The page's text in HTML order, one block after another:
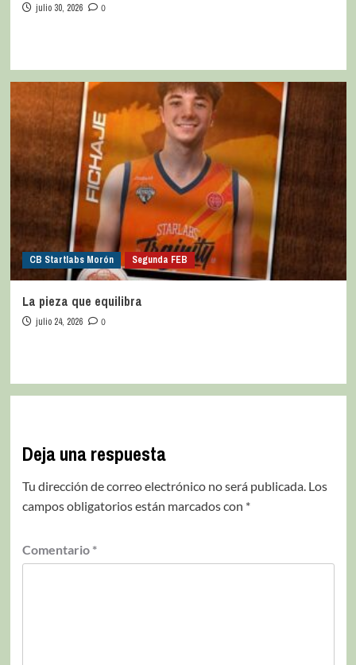
julio 30, 2026 0
CB Startlabs Morón Segunda FEB
La pieza que equilibra
julio 24, 2026 0
Deja una respuesta
Tu dirección de correo electrónico no será publicada. Los
campos obligatorios están marcados con *
Comentario *